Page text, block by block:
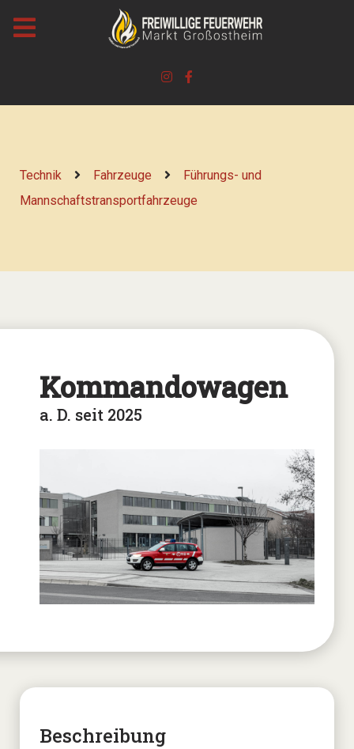
Technik Fahrzeuge
Führungs- und
Mannschaftstransportfahrzeuge
Kommandowagen
a. D. seit 2025
Beschreibung